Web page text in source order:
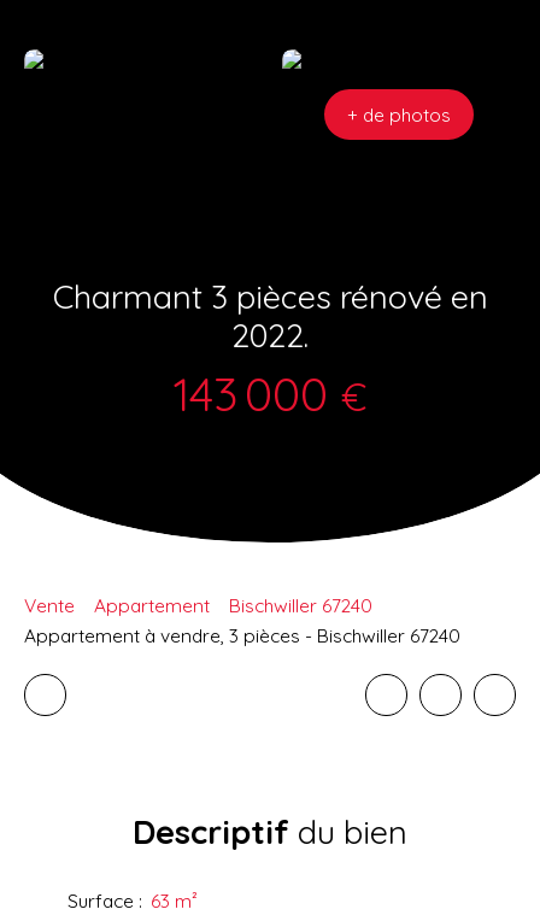
+ de photos
Charmant 3 pièces rénové en
2022.
143 000 €
Vente Appartement
Bischwiller 67240
Appartement à vendre, 3 pièces - Bischwiller 67240
Descriptif du bien
Surface : 63 m²